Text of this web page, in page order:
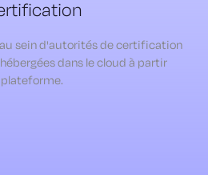
sein d'autorités de certification
dans le cloud à partir